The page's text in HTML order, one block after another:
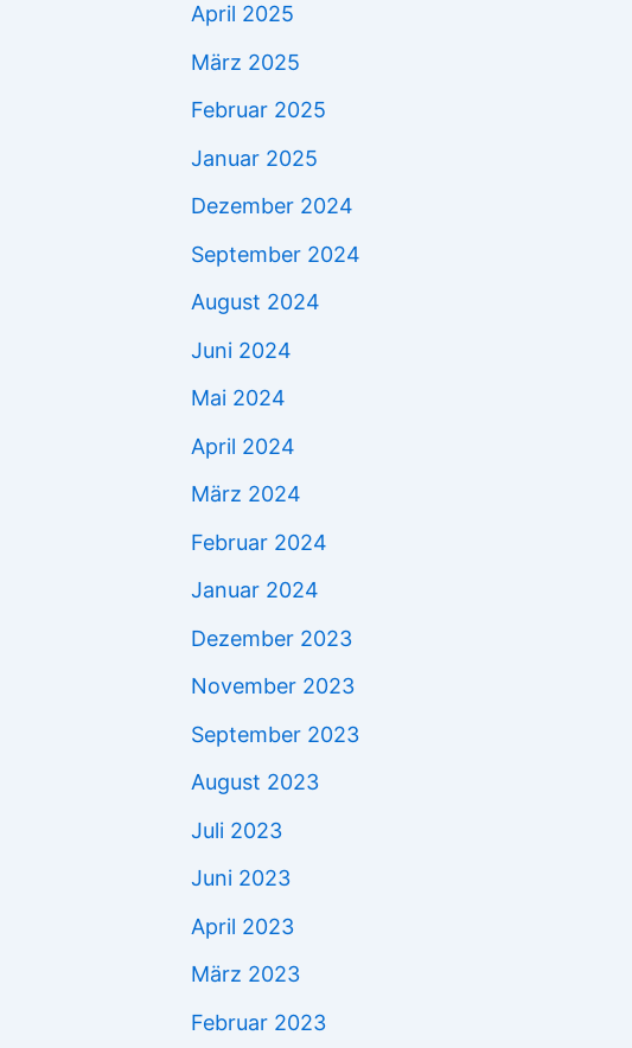
April 2025
März 2025
Februar 2025
Januar 2025
Dezember 2024
September 2024
August 2024
Juni 2024
Mai 2024
April 2024
März 2024
Februar 2024
Januar 2024
Dezember 2023
November 2023
September 2023
August 2023
Juli 2023
Juni 2023
April 2023
März 2023
Februar 2023